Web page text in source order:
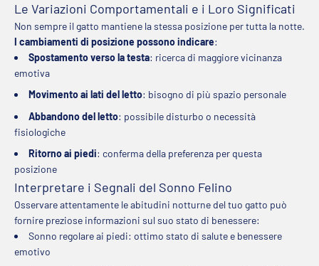
Le Variazioni Comportamentali e i Loro Significati
Non sempre il gatto mantiene la stessa posizione per tutta la notte.
I cambiamenti di posizione possono indicare:
Spostamento verso la testa: ricerca di maggiore vicinanza
emotiva
Movimento ai lati del letto: bisogno di più spazio personale
Abbandono del letto: possibile disturbo o necessità
fisiologiche
Ritorno ai piedi: conferma della preferenza per questa
posizione
Interpretare i Segnali del Sonno Felino
Osservare attentamente le abitudini notturne del tuo gatto può
fornire preziose informazioni sul suo stato di benessere:
Sonno regolare ai piedi: ottimo stato di salute e benessere
emotivo